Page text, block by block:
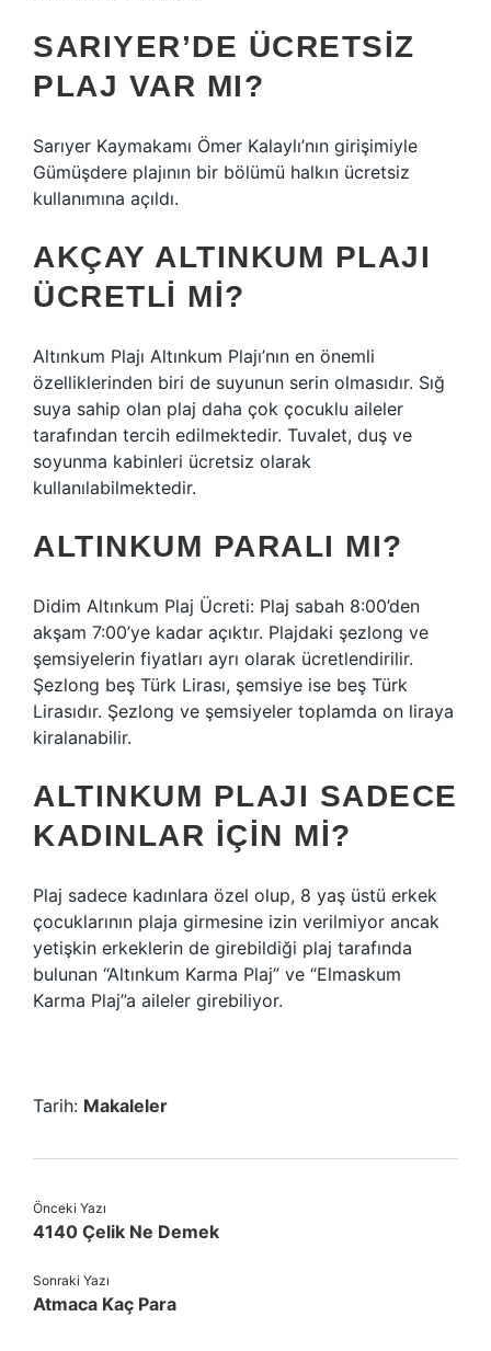
SARIYER’DE ÜCRETSIZ
PLAJ VAR MI?
Sarıyer Kaymakamı Ömer Kalaylı’nın girişimiyle
Gümüşdere plajının bir bölümü halkın ücretsiz
kullanımına açıldı.
AKÇAY ALTINKUM PLAJI
ÜCRETLI MI?
Altınkum Plajı Altınkum Plajı’nın en önemli
özelliklerinden biri de suyunun serin olmasıdır. Sığ
suya sahip olan plaj daha çok çocuklu aileler
tarafından tercih edilmektedir. Tuvalet, duş ve
soyunma kabinleri ücretsiz olarak
kullanılabilmektedir.
ALTINKUM PARALI MI?
Didim Altınkum Plaj Ücreti: Plaj sabah 8:00’den
akşam 7:00’ye kadar açıktır. Plajdaki şezlong ve
şemsiyelerin fiyatları ayrı olarak ücretlendirilir.
Şezlong beş Türk Lirası, şemsiye ise beş Türk
Lirasıdır. Şezlong ve şemsiyeler toplamda on liraya
kiralanabilir.
ALTINKUM PLAJI SADECE
KADINLAR IÇIN MI?
Plaj sadece kadınlara özel olup, 8 yaş üstü erkek
çocuklarının plaja girmesine izin verilmiyor ancak
yetişkin erkeklerin de girebildiği plaj tarafında
bulunan “Altınkum Karma Plaj” ve “Elmaskum
Karma Plaj”a aileler girebiliyor.
Tarih: Makaleler
Önceki Yazı
4140 Çelik Ne Demek
Sonraki Yazı
Atmaca Kaç Para